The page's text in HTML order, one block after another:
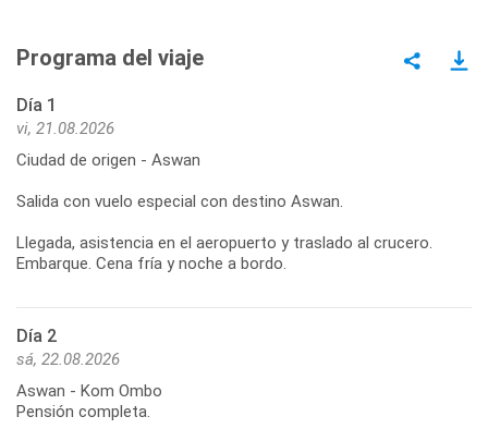
Programa del viaje
Día 1
vi, 21.08.2026
Ciudad de origen - Aswan
Salida con vuelo especial con destino Aswan.
Llegada, asistencia en el aeropuerto y traslado al crucero.
Embarque. Cena fría y noche a bordo.
Día 2
sá, 22.08.2026
Aswan - Kom Ombo
Pensión completa.